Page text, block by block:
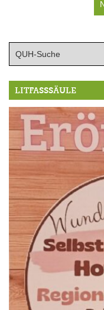
LITFASSSÄULE